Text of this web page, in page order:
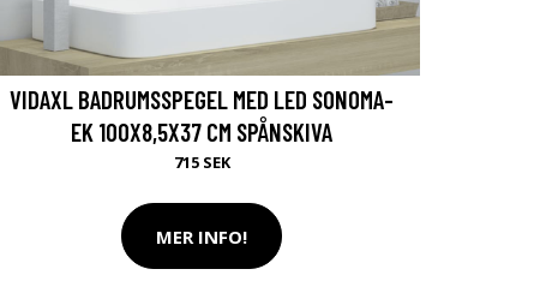
VIDAXL BADRUMSSPEGEL MED LED SONOMA-
EK 100X8,5X37 CM SPÅNSKIVA
715 SEK
MER INFO!